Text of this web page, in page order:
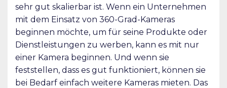
sehr gut skalierbar ist. Wenn ein Unternehmen
mit dem Einsatz von 360-Grad-Kameras
beginnen möchte, um für seine Produkte oder
Dienstleistungen zu werben, kann es mit nur
einer Kamera beginnen. Und wenn sie
feststellen, dass es gut funktioniert, können sie
bei Bedarf einfach weitere Kameras mieten. Das